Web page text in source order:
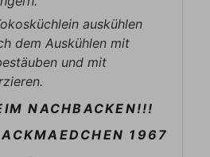
auskühlen
dem Auskühlen mit
und mit
NACHBACKEN!!!
1967